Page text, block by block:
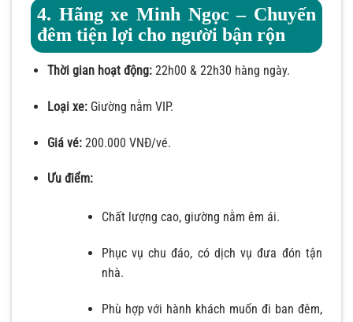
4. Hãng xe Minh Ngọc – Chuyến
đêm tiện lợi cho người bận rộn
Thời gian hoạt động:22h00 & 22h30 hàng ngày.
Loại xe:Giường nằm VIP.
Giá vé:200.000 VNĐ/vé.
Ưu điểm:
Chất lượng cao, giường nằm êm ái.
Phục vụ chu đáo, có dịch vụ đưa đón tận
nhà.
Phù hợp với hành khách muốn đi ban đêm,